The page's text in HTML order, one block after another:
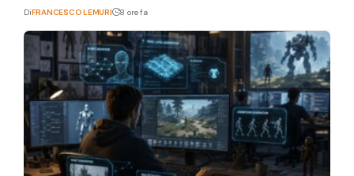
DiFRANCESCO LEMURI 8 ore fa